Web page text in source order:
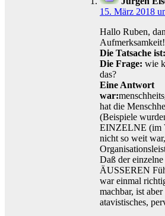
15. März 2018
Hallo Ruben,
Die Tatsache ist:
Die Frage: wie
das?
Eine Antwort
war:
hat die
(Beispiele
EINZELNE (im
nicht so weit
Daß der
ÄUSSEREN
war einmal
machbar, ist
atavistisches,